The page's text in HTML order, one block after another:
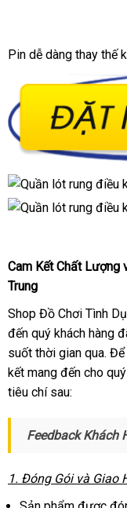
Pin dễ dàng thay thế
Cam Kết Chất Lượng
Trung
Shop Đồ Chơi Tình
đến quý khách hàng
suốt thời gian quavận
.
kết mang đến cho
tiêu chí sau:
Feedback Khách
1Hàn
Quốc
. Đóng Gói hướng
dẫn
và Giao